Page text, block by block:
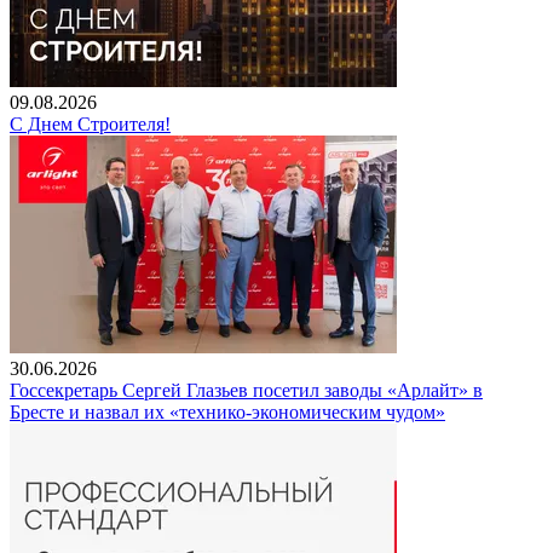
09.08.2026
С Днем Строителя!
30.06.2026
Госсекретарь Сергей Глазьев посетил заводы «Арлайт» в
Бресте и назвал их «технико-экономическим чудом»